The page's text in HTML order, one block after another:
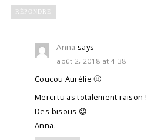
RÉPONDRE
Anna says
août 2, 2018 at 4:38
Coucou Aurélie 🙂
Merci tu as totalement raison !
Des bisous 😉
Anna.